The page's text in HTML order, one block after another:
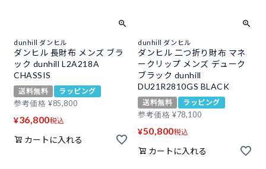
dunhill ダンヒル
ダンヒル 長財布 メンズ ブラ
ック dunhill L2A218A
CHASSIS
送料無料
ラッピング
参考価格 ¥85,800
¥36,800税込
カートに入れる
dunhill ダンヒル
ダンヒル 二つ折り財布 マネ
ークリップ メンズ デューク
ブラック dunhill
DU21R2810GS BLACK
送料無料
ラッピング
参考価格 ¥78,100
¥50,800税込
カートに入れる